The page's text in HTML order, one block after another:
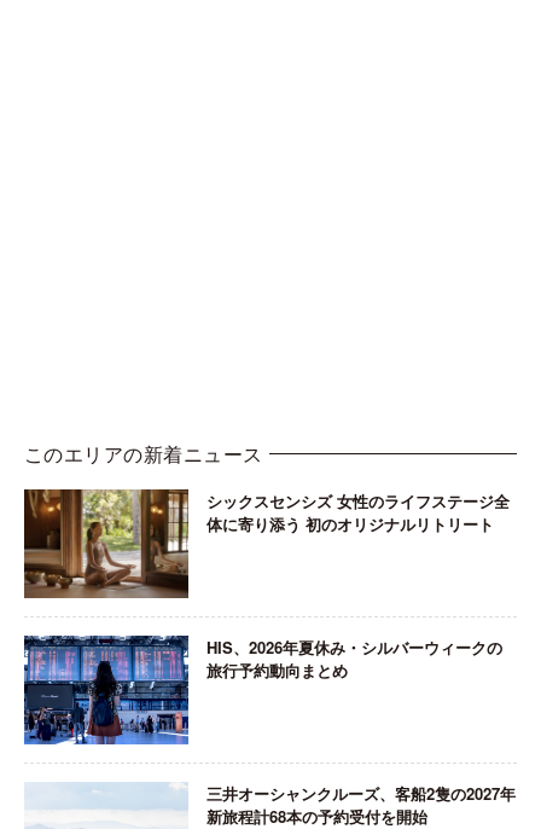
このエリアの新着ニュース
シックスセンシズ 女性のライフステージ全
体に寄り添う 初のオリジナルリトリート
HIS、2026年夏休み・シルバーウィークの
旅行予約動向まとめ
三井オーシャンクルーズ、客船2隻の2027年
新旅程計68本の予約受付を開始